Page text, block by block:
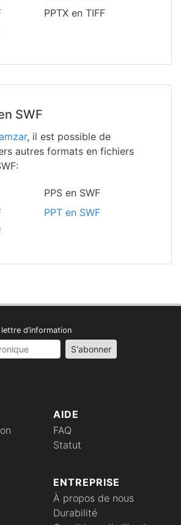
PPTX en TIFF
SWF
, il est possible de
autres formats en fichiers
PPS en SWF
PPT en SWF
AIDE
FAQ
Statut
ENTREPRISE
À propos de nous
Durabilité
d’information
S'abonner